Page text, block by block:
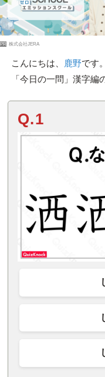
PR 株式会社JERA
こんにちは、 鹿野です
「今日の一問」漢字編
Q.1